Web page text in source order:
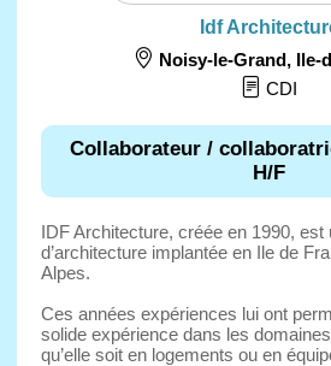
Idf
Noisy-le-Grand, Ile-
CDI
Collaborateur /
H/F
IDF Architecture, créée en 1990, est
d’architecture implantée en Ile de
Alpes.
Ces années expériences lui ont
solide expérience dans les
qu’elle soit en logements ou en